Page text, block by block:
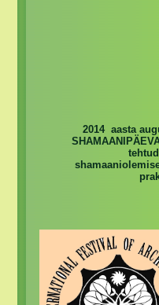
2014 aasta